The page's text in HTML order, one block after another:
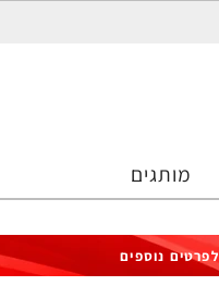
מותגים
לפרטים נוספים